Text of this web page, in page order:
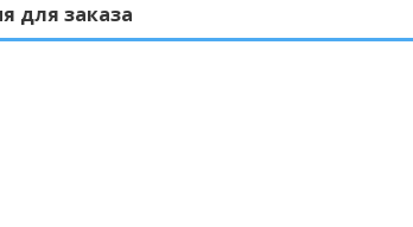
для заказа